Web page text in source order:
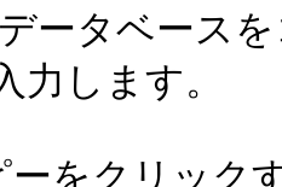
ータベース
力します。
クリック